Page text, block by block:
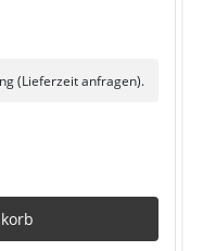
(Lieferzeit anfragen).